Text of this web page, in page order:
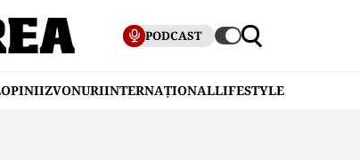
PODCAST
OPINIIZVONURIINTERNAȚIONALLIFESTYLE